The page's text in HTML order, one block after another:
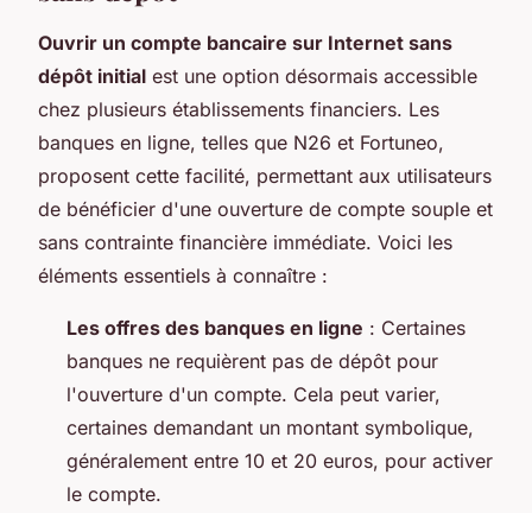
Ouvrir un compte bancaire sur Internet sans
dépôt initial est une option désormais accessible
chez plusieurs établissements financiers. Les
banques en ligne, telles que N26 et Fortuneo,
proposent cette facilité, permettant aux utilisateurs
de bénéficier d'une ouverture de compte souple et
sans contrainte financière immédiate. Voici les
éléments essentiels à connaître :
Les offres des banques en ligne : Certaines
banques ne requièrent pas de dépôt pour
l'ouverture d'un compte. Cela peut varier,
certaines demandant un montant symbolique,
généralement entre 10 et 20 euros, pour activer
le compte.